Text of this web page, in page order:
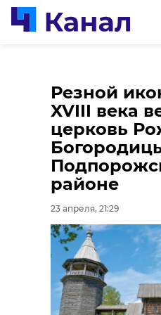
Резной
XVIII века
церковь
районе
23 апреля, 21:29
Пьяный
Псковской
до смерти
супругу в
Ленобласти
23 апреля, 19:46
В Мурино
подземный
23 апреля, 19:08